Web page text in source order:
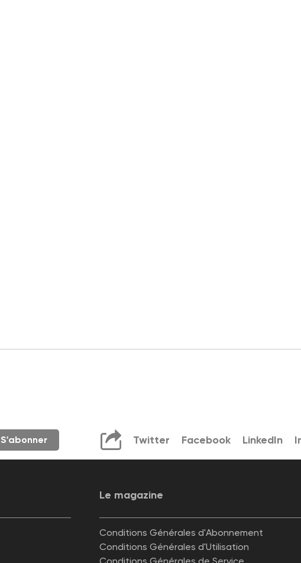
S'abonner Twitter Facebook LinkedIn
Le magazine
Conditions Générales d'Abonnement
Conditions Générales d'Utilisation